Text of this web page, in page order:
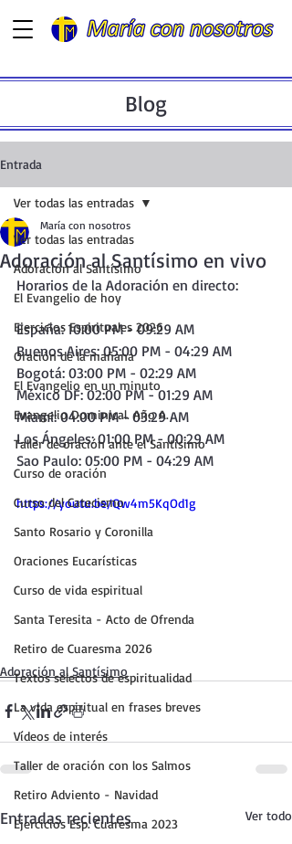
Blog
Entrada
Ver todas las entradas
Adoración al Santísimo
El Evangelio de hoy
Ejercicios Espirituales 2026
Oración de la mañana
El Evangelio en un minuto
Evangelio Dominical. Año A.
Taller de oración ante el Santísimo
Curso de oración
Curso del Catecismo
Santo Rosario y Coronilla
Oraciones Eucarísticas
Curso de vida espiritual
Santa Teresita - Acto de Ofrenda
Retiro de Cuaresma 2026
Textos selectos de espiritualidad
La vida espiritual en frases breves
Vídeos de interés
Taller de oración con los Salmos
Retiro Adviento - Navidad
Ejercicios Esp. Cuaresma 2023
Ver todas las entradas
Adoración al Santísimo en vivo
María con nosotros
Horarios de la Adoración en directo:
España: 10:00 PM - 09:29 AM
Buenos Aires: 05:00 PM - 04:29 AM
Bogotá: 03:00 PM - 02:29 AM
México DF: 02:00 PM - 01:29 AM
Miami: 04:00 PM - 03:29 AM
Los Ángeles: 01:00 PM - 00:29 AM
Sao Paulo: 05:00 PM - 04:29 AM
https://youtu.be/Qw4m5KqOd1g
Adoración al Santísimo
Entradas recientes Ver todo